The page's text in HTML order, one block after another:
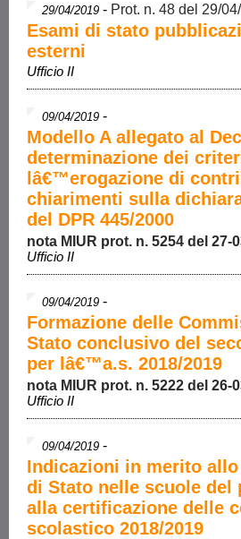
29/04/2019 - Prot. n. 48 del 29/
Esami di stato
esterni
Ufficio II
09/04/2019 -
Modello A allegato al
determinazione dei
lâ€™erogazione di
chiarimenti sulla
del DPR 445/2000
nota MIUR prot. n. 5254 del 27-
Ufficio II
09/04/2019 -
Formazione delle
Stato conclusivo del
per lâ€™a.s. 2018/2019
nota MIUR prot. n. 5222 del 26-
Ufficio II
09/04/2019 -
Indicazioni in merito
di Stato nelle scuole
alla certificazione delle
scolastico 2018/2019